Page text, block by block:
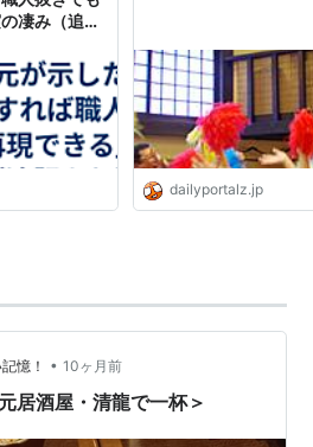
凄み（追記
dailyportalz.jp
憶！ • 10ヶ月前
居酒屋・清龍で一杯＞